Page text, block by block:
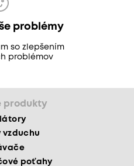
problémy
so zlepšením
problémov
produkty
vzduchu
poťahy